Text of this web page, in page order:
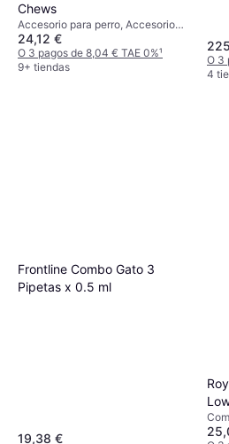
Chews
Accesorio para perro, Accesorio
para gato
24,12 €
O 3 pagos de 8,04 € TAE 0%¹
9+ tiendas
O 3
4
Frontline Combo Gato 3
Pipetas x 0.5 ml
19,38 €